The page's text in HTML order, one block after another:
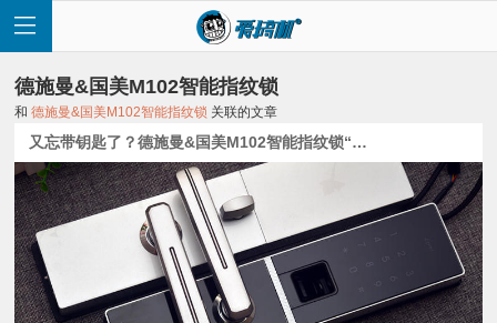
首
页
快
德施曼&国美M102智能指纹锁
和德施曼&国美M102智能指纹锁 关联的文章
又忘带钥匙了？德施曼&国美M102智能指纹锁“治”好你的健忘症